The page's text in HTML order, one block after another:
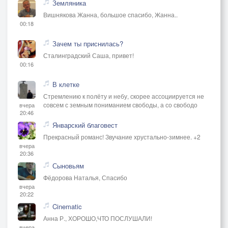
Мы — заблудшие без звёзд...
Но и тех, и других поглощает система.
Мы кричим: "Это жизнь!" — но звучим обречённо,
Горе тем, кто шёл на запад,
Сердце рвётся в тихом марше,
Но для Бога — мы все донца.
Каждый день — как экзамен, но без расписания,
И ошибки — не стереть, не вернуть обещания.
Если мы не вернёмся... хоть мысленно, в суть.
00:18
Земляника
Вишнякова Жанна, большое спасибо, Жанна..
00:16
Зачем ты приснилась?
Сталинградский Саша, привет!
вчера
20:46
В клетке
Стремлению к полёту и небу, скорее ассоциируется не
совсем с земным пониманием свободы, а со свободо
вчера
20:36
Январский благовест
Прекрасный романс! Звучание хрустально-зимнее. +2
вчера
20:22
Сыновьям
Фёдорова Наталья, Спасибо
Cinematic
Анна Р., ХОРОШО,ЧТО ПОСЛУШАЛИ!